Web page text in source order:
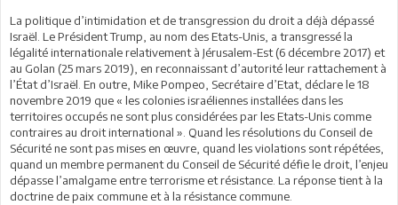
La politique d’intimidation et de transgression du droit a déjà dépassé
Israël. Le Président Trump, au nom des Etats-Unis, a transgressé la
légalité internationale relativement à Jérusalem-Est (6 décembre 2017) et
au Golan (25 mars 2019), en reconnaissant d’autorité leur rattachement à
l’État d’Israël. En outre, Mike Pompeo, Secrétaire d’Etat, déclare le 18
novembre 2019 que « les colonies israéliennes installées dans les
territoires occupés ne sont plus considérées par les Etats-Unis comme
contraires au droit international ». Quand les résolutions du Conseil de
Sécurité ne sont pas mises en œuvre, quand les violations sont répétées,
quand un membre permanent du Conseil de Sécurité défie le droit, l’enjeu
dépasse l’amalgame entre terrorisme et résistance. La réponse tient à la
doctrine de paix commune et à la résistance commune.